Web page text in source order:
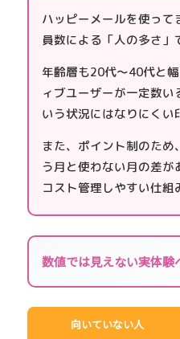
ハッピーメールを使っ
員数による「人の多さ」
年齢層も20代〜40代と
ィブユーザーが一定数い
いう状況にはなりにくい
また、ポイント制のた
う月と使わない月の差が
コスト管理しやすい仕組
数値では見えない実体験
向いていない人